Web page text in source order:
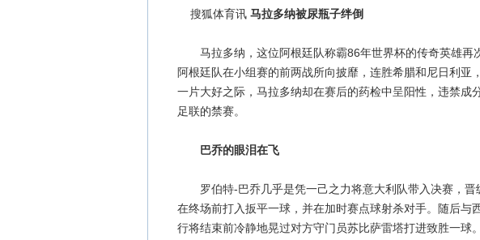
搜狐体育讯 马拉多纳被尿瓶子绊倒
马拉多纳，这位阿根廷队称霸86年世界杯的传奇英雄再
阿根廷队在小组赛的前两战所向披靡，连胜希腊和尼日利亚
一片大好之际，马拉多纳却在赛后的药检中呈阳性，违禁成
足联的禁赛。
巴乔的眼泪在飞
罗伯特-巴乔几乎是凭一己之力将意大利队带入决赛，晋
在终场前打入扳平一球，并在加时赛点球射杀对手。随后与
行将结束前冷静地晃过对方守门员苏比萨雷塔打进致胜一球